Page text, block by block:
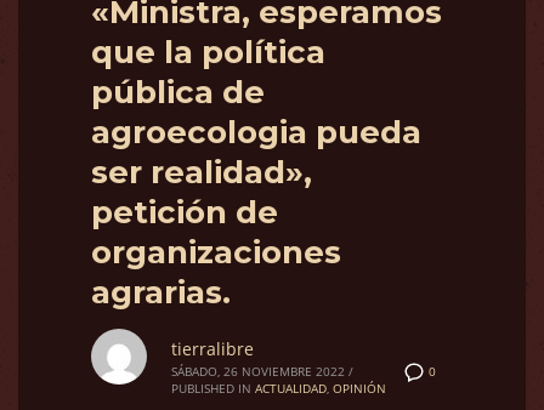
«Ministra, esperamos
que la política
pública de
agroecologia pueda
ser realidad»,
petición de
organizaciones
agrarias.
0
tierralibre
SÁBADO, 26 NOVIEMBRE 2022 /
PUBLISHED IN ACTUALIDAD, OPINIÓN